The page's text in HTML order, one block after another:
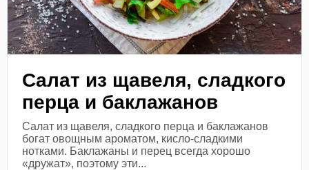
Салат из щавеля, сладкого
перца и баклажанов
Салат из щавеля, сладкого перца и баклажанов
богат овощным ароматом, кисло-сладкими
нотками. Баклажаны и перец всегда хорошо
«дружат», поэтому эти...